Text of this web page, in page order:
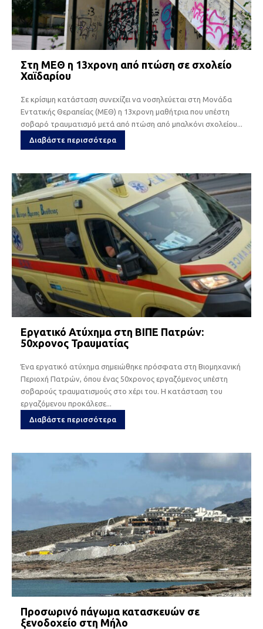
Στη ΜΕΘ η 13χρονη από πτώση σε σχολείο
Χαϊδαρίου
Σε κρίσιμη κατάσταση συνεχίζει να νοσηλεύεται στη Μονάδα
Εντατικής Θεραπείας (ΜΕΘ) η 13χρονη μαθήτρια που υπέστη
σοβαρό τραυματισμό μετά από πτώση από μπαλκόνι σχολείου...
Διαβάστε περισσότερα
Εργατικό Ατύχημα στη ΒΙΠΕ Πατρών:
50χρονος Τραυματίας
Ένα εργατικό ατύχημα σημειώθηκε πρόσφατα στη Βιομηχανική
Περιοχή Πατρών, όπου ένας 50χρονος εργαζόμενος υπέστη
σοβαρούς τραυματισμούς στο χέρι του. Η κατάσταση του
εργαζόμενου προκάλεσε...
Διαβάστε περισσότερα
Προσωρινό πάγωμα κατασκευών σε
ξενοδοχείο στη Μήλο